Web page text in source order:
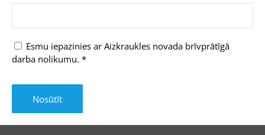
Esmu iepazinies ar Aizkraukles novada brīvprātīgā
darba nolikumu. *